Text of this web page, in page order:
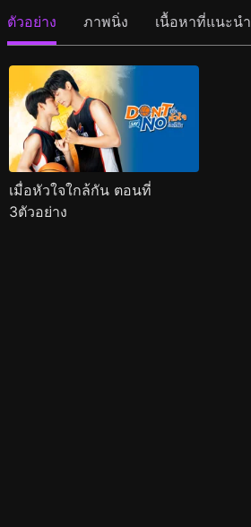
ตัวอย่าง ภาพนิ่ง เนื้อหาที่แนะนำ
เมื่อหัวใจใกล้กัน ตอนที่
3ตัวอย่าง